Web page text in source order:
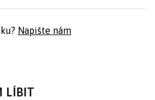
Napište nám
LÍBIT